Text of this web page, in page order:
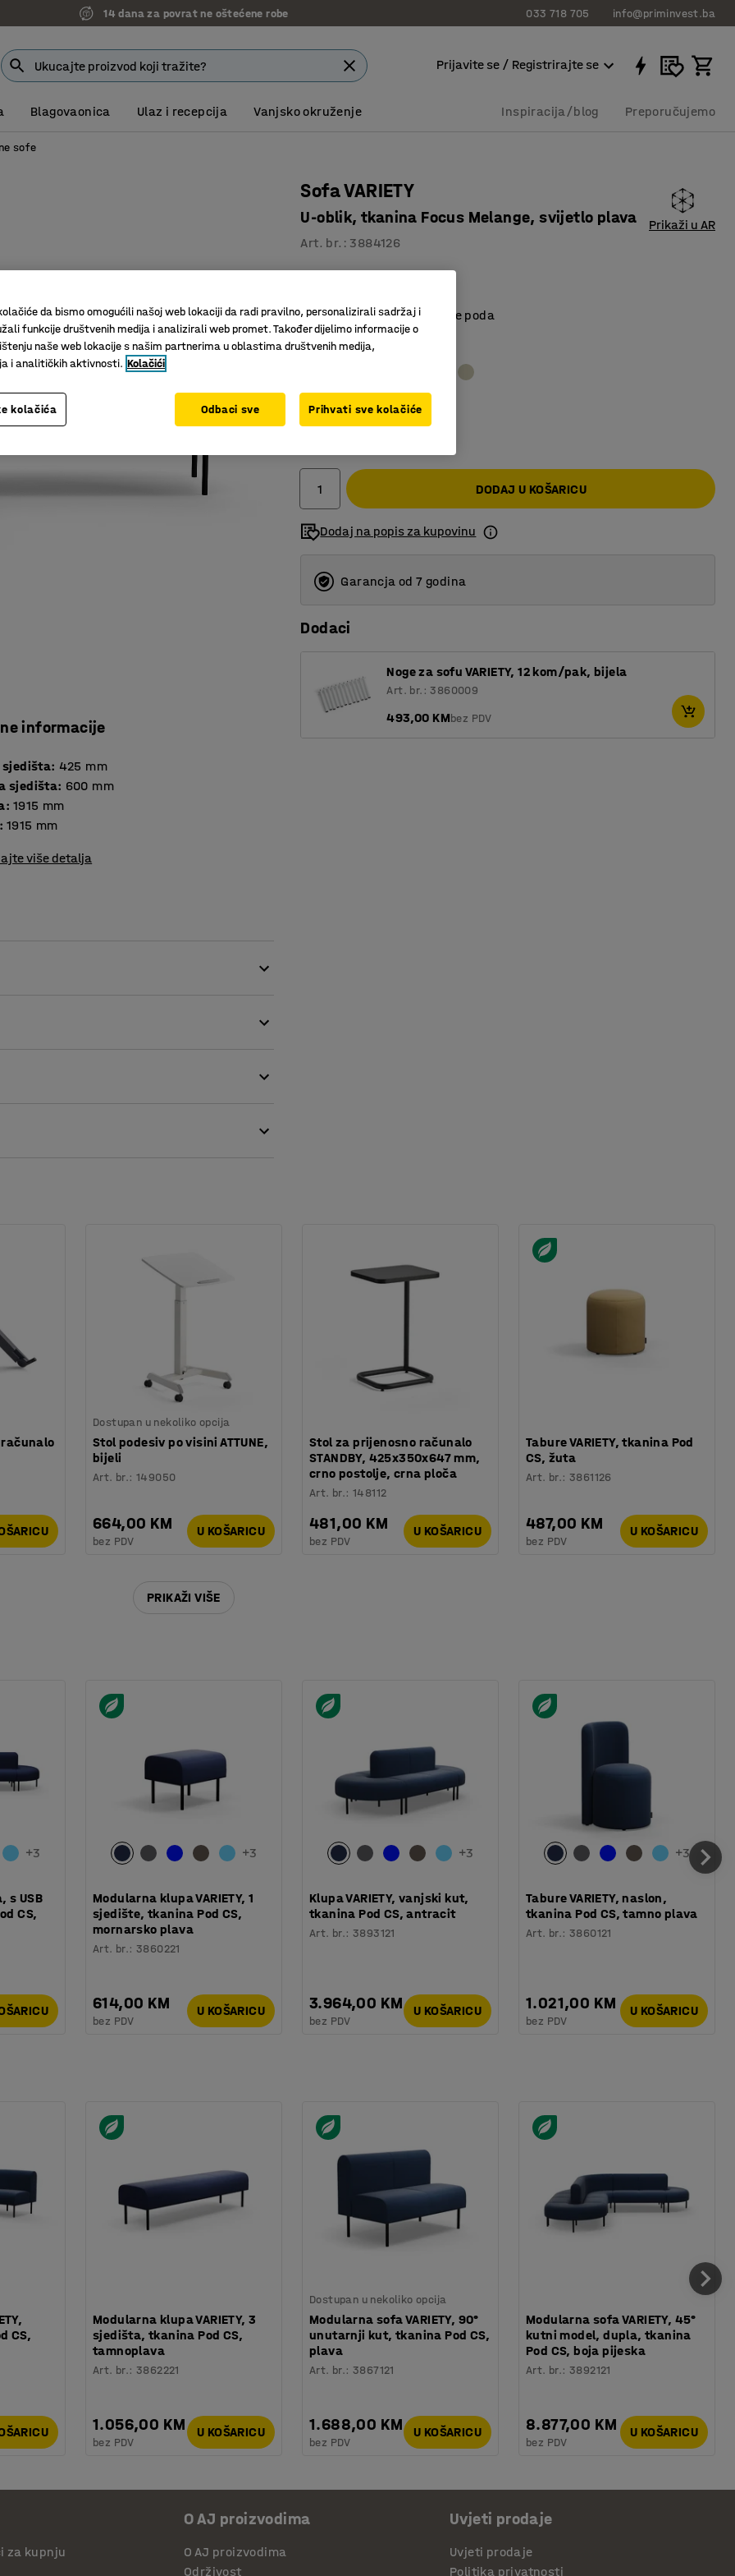
14 dana za povrat ne oštećene robe 033 718 705 info@priminvest.ba
Prijavite se / Registrirajte se
Blagovaonica Ulaz i recepcija Vanjsko okruženje Inspiracija/blog Preporučujemo
sofe
informacije
sjedišta: 425 mm
sjedišta: 600 mm
: 1915 mm
: 1915 mm
više detalja
i škola.
olakšava čišćenje poda. Okvir je izrađen od
tkanina je u skladu s Möbelfakta zahtjevima
Serija namještaja se sastoji od sofa,
Sofa VARIETY
U-oblik, tkanina Focus Melange, svijetlo plava
Art. br. : 3884126
Prikaži u AR
Praktičan namještaj
Noge olakšavaju čišćenje poda
Boja:Žuta
3.198,00 KM
DODAJ U KOŠARICU
Dodaj na popis za kupovinu
Garancja od 7 godina
Dodaci
Noge za sofu VARIETY, 12 kom/pak, bijela
Art. br.: 3860009
493,00 KMbez PDV
Dostupan u nekoliko opcija
Stol podesiv po visini ATTUNE,
bijeli
Art. br.:149050
664,00 KM
bez PDV
U KOŠARICU
Stol za prijenosno računalo
STANDBY, 425x350x647 mm,
crno postolje, crna ploča
Art. br.:148112
481,00 KM
bez PDV
U KOŠARICU
Tabure VARIETY, tkanina Pod
CS, žuta
Art. br.:3861126
487,00 KM
bez PDV
U KOŠARICU
PRIKAŽI VIŠE
+3
s USB
CS,
+3
Modularna klupa VARIETY, 1
sjedište, tkanina Pod CS,
mornarsko plava
Art. br.:3860221
614,00 KM
bez PDV
U KOŠARICU
+3
Klupa VARIETY, vanjski kut,
tkanina Pod CS, antracit
Art. br.:3893121
3.964,00 KM
bez PDV
U KOŠARICU
+3
Tabure VARIETY, naslon,
tkanina Pod CS, tamno plava
Art. br.:3860121
1.021,00 KM
bez PDV
U KOŠARICU
CS,
Modularna klupa VARIETY, 3
sjedišta, tkanina Pod CS,
tamnoplava
Art. br.:3862221
1.056,00 KM
bez PDV
U KOŠARICU
Dostupan u nekoliko opcija
Modularna sofa VARIETY, 90°
unutarnji kut, tkanina Pod CS,
plava
Art. br.:3867121
1.688,00 KM
bez PDV
U KOŠARICU
Modularna sofa VARIETY, 45°
kutni model, dupla, tkanina
Pod CS, boja pijeska
Art. br.:3892121
8.877,00 KM
bez PDV
U KOŠARICU
za kupnju
O AJ proizvodima
O AJ proizvodima
Održivost
Uvjeti prodaje
Uvjeti prodaje
Politika privatnosti
da bismo omogućili našoj web lokaciji da radi pravilno, personalizirali sadržaj i
funkcije društvenih medija i analizirali web promet. Također dijelimo informacije o
naše web lokacije s našim partnerima u oblastima društvenih medija,
i analitičkih aktivnosti. Kolačići
kolačića Odbaci sve Prihvati sve kolačiće